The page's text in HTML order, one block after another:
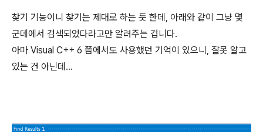
찾기 기능이니 찾기는 제대로 하는 듯 한데, 아래와 같이 그냥 몇
군데에서 검색되었다라고만 알려주는 겁니다.
아마 Visual C++ 6 쯤에서도 사용했던 기억이 있으니, 잘못 알고
있는 건 아닌데...